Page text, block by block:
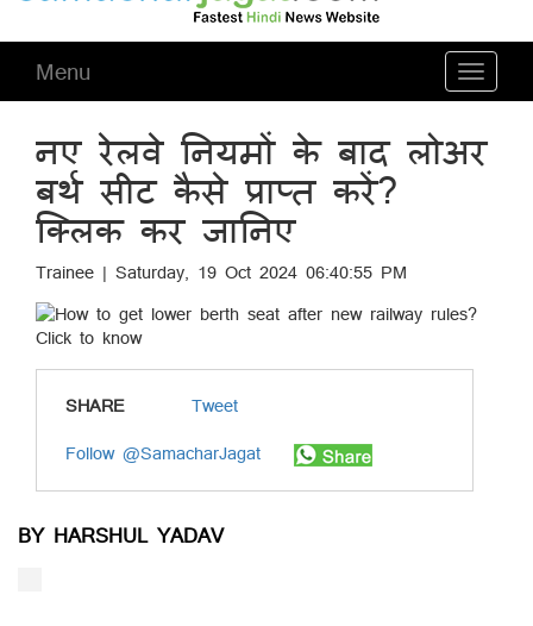
Toggle
Menu
नए रेलवे नियमों के बाद लोअर
बर्थ सीट कैसे प्राप्त करें?
क्लिक कर जानिए
Trainee | Saturday, 19 Oct 2024 06:40:55 PM
SHARE
Tweet
Follow @SamacharJagat
BY HARSHUL YADAV